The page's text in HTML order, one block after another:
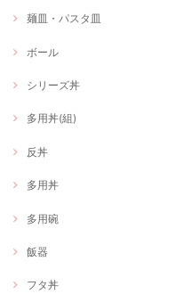
麺皿・パスタ皿
ボール
シリーズ丼
多用丼(組)
反丼
多用丼
多用碗
飯器
フタ丼